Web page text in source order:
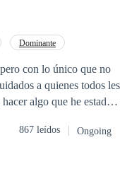
y sacrificios
Dominante
con lo único que no
a quienes todos les
algo que he estado
trío,celos, toxicidad y
867 leídos Ongoing